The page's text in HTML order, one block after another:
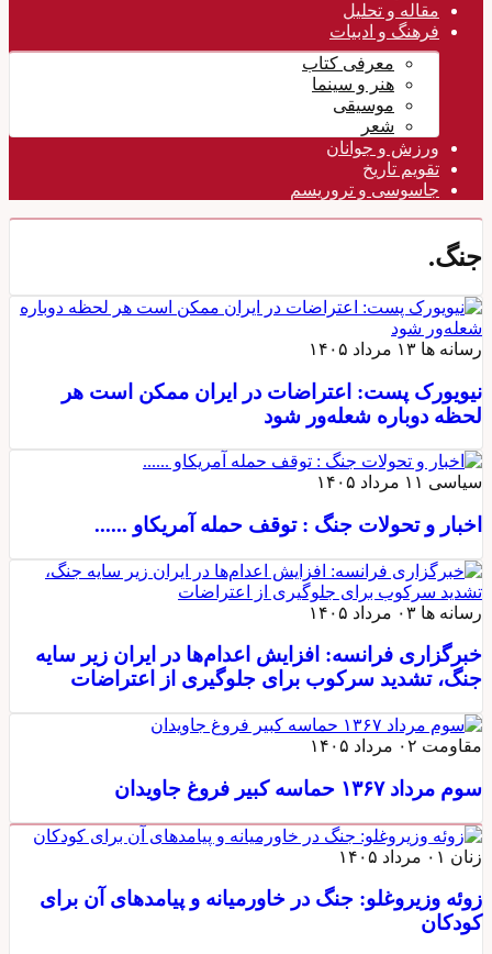
مقاله و تحلیل
فرهنگ و ادبیات
معرفی کتاب
هنر و سینما
موسیقی
شعر
ورزش و جوانان
تقویم تاريخ
جاسوسی و تروریسم
جنگ.
رسانه ها ۱۳ مرداد ۱۴۰۵
نیویورک پست: اعتراضات در ایران ممکن است هر
لحظه دوباره شعله‌ور شود
سیاسی ۱۱ مرداد ۱۴۰۵
اخبار و تحولات جنگ : توقف حمله آمریکاو ......
رسانه ها ۰۳ مرداد ۱۴۰۵
خبرگزاری فرانسه: افزایش اعدام‌ها در ایران زیر سایه
جنگ، تشدید سرکوب برای جلوگیری از اعتراضات
مقاومت ۰۲ مرداد ۱۴۰۵
سوم مرداد ۱۳۶۷ حماسه کبیر فروغ جاویدان
زنان ۰۱ مرداد ۱۴۰۵
زوئه وزیروغلو: جنگ در خاورمیانه و پیامدهای آن برای
کودکان